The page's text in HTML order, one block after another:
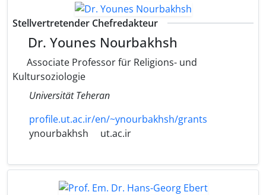
Stellvertretender Chefredakteur
Dr. Younes Nourbakhsh
Associate Professor für Religions- und
Kultursoziologie
Universität Teheran
profile.ut.ac.ir/en/~ynourbakhsh/grants
ynourbakhsh
ut.ac.ir